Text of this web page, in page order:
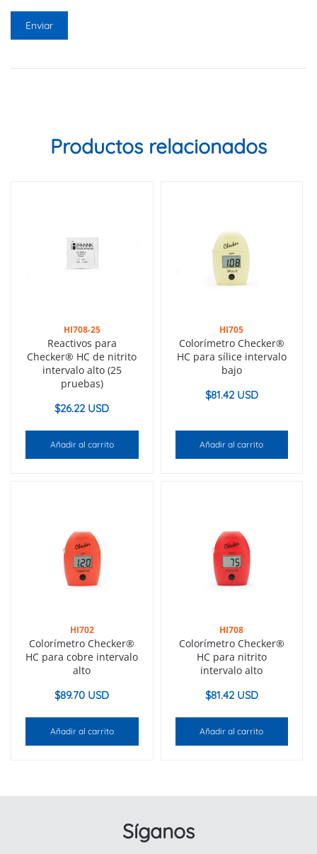
Productos relacionados
HI708-25
Reactivos para
Checker® HC de nitrito
intervalo alto (25
pruebas)
$26.22 USD
Añadir al carrito
HI705
Colorímetro Checker®
HC para sílice intervalo
bajo
$81.42 USD
Añadir al carrito
HI702
Colorímetro Checker®
HC para cobre intervalo
alto
$89.70 USD
Añadir al carrito
HI708
Colorímetro Checker®
HC para nitrito
intervalo alto
$81.42 USD
Añadir al carrito
Síganos